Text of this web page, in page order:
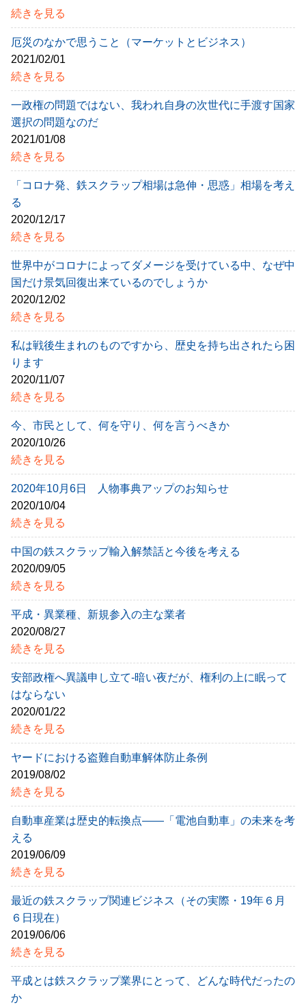
続きを見る
厄災のなかで思うこと（マーケットとビジネス）
2021/02/01
続きを見る
一政権の問題ではない、我われ自身の次世代に手渡す国家
選択の問題なのだ
2021/01/08
続きを見る
「コロナ発、鉄スクラップ相場は急伸・思惑」相場を考え
る
2020/12/17
続きを見る
世界中がコロナによってダメージを受けている中、なぜ中
国だけ景気回復出来ているのでしょうか
2020/12/02
続きを見る
私は戦後生まれのものですから、歴史を持ち出されたら困
ります
2020/11/07
続きを見る
今、市民として、何を守り、何を言うべきか
2020/10/26
続きを見る
2020年10月6日 人物事典アップのお知らせ
2020/10/04
続きを見る
中国の鉄スクラップ輸入解禁話と今後を考える
2020/09/05
続きを見る
平成・異業種、新規参入の主な業者
2020/08/27
続きを見る
安部政権へ異議申し立て-暗い夜だが、権利の上に眠って
はならない
2020/01/22
続きを見る
ヤードにおける盗難自動車解体防止条例
2019/08/02
続きを見る
自動車産業は歴史的転換点――「電池自動車」の未来を考
える
2019/06/09
続きを見る
最近の鉄スクラップ関連ビジネス（その実際・19年６月
６日現在）
2019/06/06
続きを見る
平成とは鉄スクラップ業界にとって、どんな時代だったの
か